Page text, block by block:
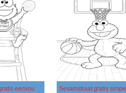
Sesamstraat gratis eenvoudig Sesamstraat gratis simpel